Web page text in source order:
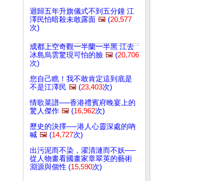
迴歸五年升旗儀式不到五分鐘 江
澤民怕暗殺未敢露面 🖼️ (20,577
次)
成都上空奇觀一半蘭一半黑 江去
冰島烏雲驚現可怕的臉 🖼️ (20,706
次)
您自己瞧！我不敢肯定這到底是
不是江澤民 🖼️ (23,403次)
情歌菜譜──香港禮賓府晚宴上的
驚人傑作 🖼️ (16,962次)
歷史的決擇──港人心靈深處的吶
喊 🖼️ (14,727次)
出污泥而不染，濯清漣而不妖──
從人物畫看國畫家章翠英的藝術
淵源與個性 (15,590次)